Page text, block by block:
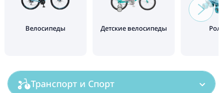
Велосипеды Детские велосипеды
Транспорт и Спорт